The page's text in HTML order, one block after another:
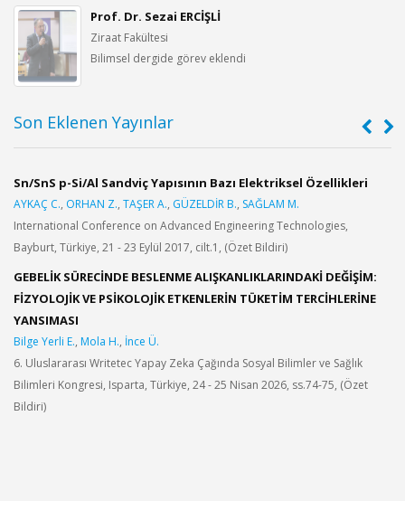
Prof. Dr. Sezai ERCİŞLİ
Ziraat Fakültesi
Bilimsel dergide görev eklendi
Son Eklenen Yayınlar
Sn/SnS p-Si/Al Sandviç Yapısının Bazı Elektriksel Özellikleri
AYKAÇ C., ORHAN Z., TAŞER A., GÜZELDİR B., SAĞLAM M.
International Conference on Advanced Engineering Technologies,
Bayburt, Türkiye, 21 - 23 Eylül 2017, cilt.1, (Özet Bildiri)
GEBELİK SÜRECİNDE BESLENME ALIŞKANLIKLARINDAKİ DEĞİŞİM:
FİZYOLOJİK VE PSİKOLOJİK ETKENLERİN TÜKETİM TERCİHLERİNE
YANSIMASI
Bilge Yerli E., Mola H., İnce Ü.
6. Uluslararası Writetec Yapay Zeka Çağında Sosyal Bilimler ve Sağlık
Bilimleri Kongresi, Isparta, Türkiye, 24 - 25 Nisan 2026, ss.74-75, (Özet
Bildiri)